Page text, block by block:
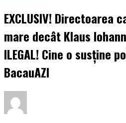
EXCLUSIV! Directoarea
mare decât Klaus
ILEGAL! Cine o susține
BacauAZI